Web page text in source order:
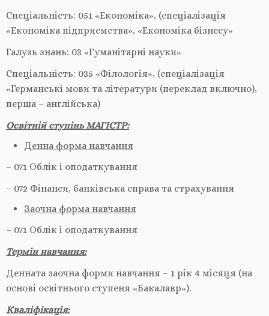
Спеціальність: 051 «Економіка», (спеціалізація
«Економіка підприємства», «Економіка бізнесу»
Галузь знань: 03 «Гуманітарні науки»
Спеціальність: 035 «Філологія», (спеціалізація
«Германські мови та літератури (переклад включно),
перша – англійська)
Освітній ступінь МАГІСТР:
Денна форма навчання
– 071 Облік і оподаткування
– 072 Фінанси, банківська справа та страхування
Заочна форма навчання
– 071 Облік і оподаткування
Термін навчання:
Денната заочна форми навчання – 1 рік 4 місяця (на
основі освітнього ступеня «Бакалавр»).
Кваліфікація: